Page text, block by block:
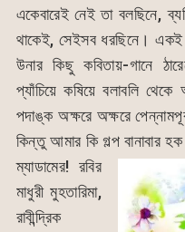
একেবারেই নেই তা বলছিনে,
থাকেই, সেইসব ধরছিনে। একই
উনার কিছু কবিতায়-গানে
প্যাঁচিয়ে কষিয়ে বলাবলি
পদাঙ্ক অক্ষরে অক্ষরে
কিন্তু আমার কি গল্প বানাবার
ম্যাডামের! রবির
মাধুরী মুহতারিমা,
রাবীন্দ্রিক